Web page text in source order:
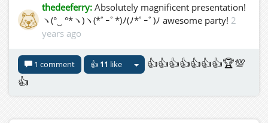
Grandiose Aftershow-Party: Der Abend endet mit einer
fantastischen Party, bei der erstklassige DJs für die
ausklingen lassen.
Jetzt mitmachen!
Meldet euch jetzt an und zeigt, was Vielfalt für euch
thedeeferry: Absolutely magnificent presentation!
ヽ(°‿ °*ヽ)ヽ(*ﾟｰﾟ*)ﾉ(ﾉ*ﾟｰﾟ)ﾉ awesome party! 2
years ago
1 comment 👍 11 like
👍👍👍👍👍👍👍🏆💯
👍